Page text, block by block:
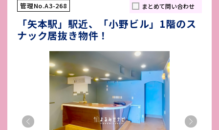
管理No.A3-268 まとめて問い合わせ
「矢本駅」駅近、「小野ビル」1階のス
ナック居抜き物件！